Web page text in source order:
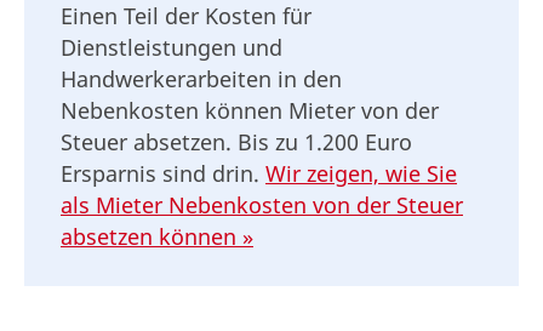
Einen Teil der Kosten für
Dienstleistungen und
Handwerkerarbeiten in den
Nebenkosten können Mieter von der
Steuer absetzen. Bis zu 1.200 Euro
Ersparnis sind drin. Wir zeigen, wie Sie
als Mieter Nebenkosten von der Steuer
absetzen können »